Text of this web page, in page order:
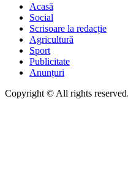
Acasă
Social
Scrisoare la redacție
Agricultură
Sport
Publicitate
Anunțuri
Copyright © All rights reserved.